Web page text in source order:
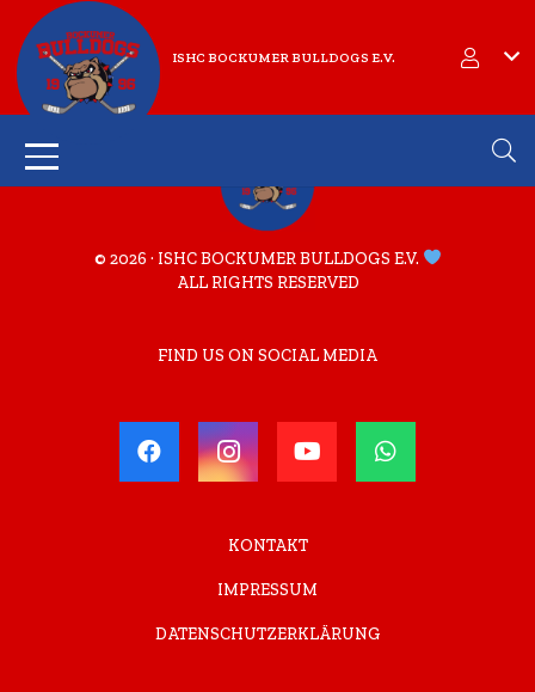
ISHC BOCKUMER BULLDOGS E.V.
© 2026 · ISHC BOCKUMER BULLDOGS E.V.
ALL RIGHTS RESERVED
FIND US ON SOCIAL MEDIA
KONTAKT
IMPRESSUM
DATENSCHUTZERKLÄRUNG